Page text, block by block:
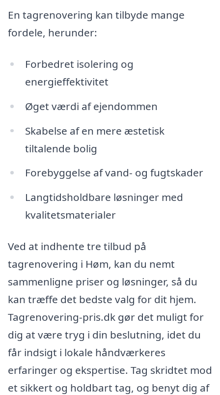
En tagrenovering kan tilbyde mange
fordele, herunder:
Forbedret isolering og
energieffektivitet
Øget værdi af ejendommen
Skabelse af en mere æstetisk
tiltalende bolig
Forebyggelse af vand- og fugtskader
Langtidsholdbare løsninger med
kvalitetsmaterialer
Ved at indhente tre tilbud på
tagrenovering i Høm, kan du nemt
sammenligne priser og løsninger, så du
kan træffe det bedste valg for dit hjem.
Tagrenovering-pris.dk gør det muligt for
dig at være tryg i din beslutning, idet du
får indsigt i lokale håndværkeres
erfaringer og ekspertise. Tag skridtet mod
et sikkert og holdbart tag, og benyt dig af